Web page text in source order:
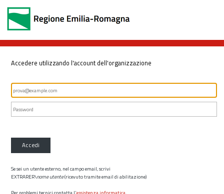
Accedere utilizzando l'account dell'organizzazione
Accedi
Se sei un utente esterno, nel campo email, scrivi
EXTRARER\nome utente(ricevuto tramite email di abilitazione)
Per problemi tecnici contatta l’assistenza informatica.